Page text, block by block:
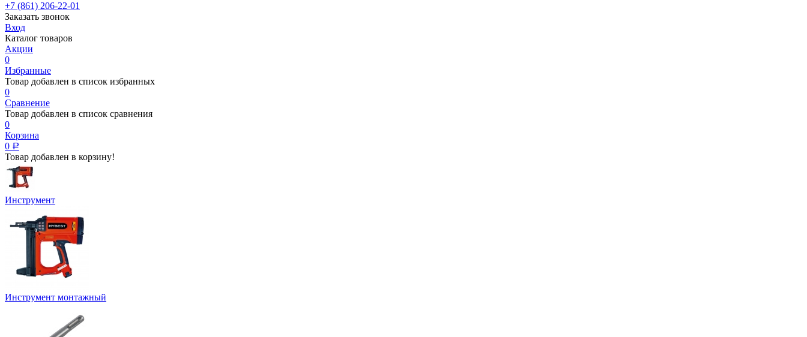
+7 (861) 206-22-01
Заказать звонок
Вход
Каталог товаров
Акции
0
Избранные
Товар добавлен в список избранных
0
Сравнение
Товар добавлен в список сравнения
0
Корзина
0 Р
Товар добавлен в корзину!
Инструмент
Инструмент монтажный